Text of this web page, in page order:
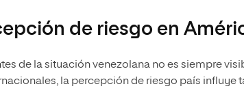
de riesgo en
de la situación venezolana no es siempre
la percepción de riesgo país influye